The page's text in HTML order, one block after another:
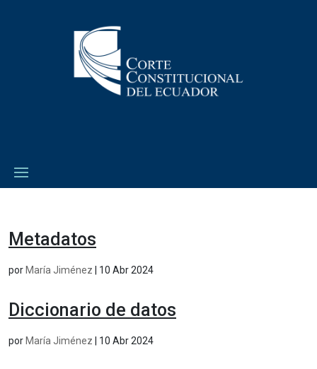
Metadatos
por María Jiménez 10 Abr 2024
Diccionario de datos
por María Jiménez 10 Abr 2024